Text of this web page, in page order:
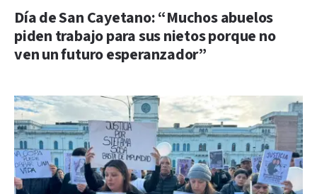
Día de San Cayetano: “Muchos abuelos
piden trabajo para sus nietos porque no
ven un futuro esperanzador”